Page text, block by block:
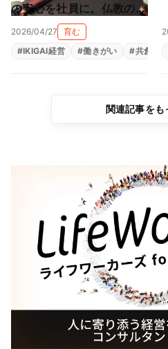
の安心を社員に。仏教の教
えと親心が育む「共にあ
る」経営（尾張陸運株式会
社）
2026/04/27
育む
#IKIGAI経営 #働きがい #共創
関連記事をも